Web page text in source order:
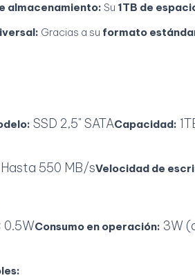
almacenamiento: Su 1TB de
Gracias a su formato
SSD 2,5" SATACapacidad:
Hasta 550 MB/sVelocidad de
0.5WConsumo en operación: 3W